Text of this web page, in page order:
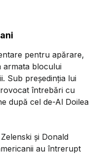
pentru apărare,
armata blocului
Sub președinția lui
întrebări cu
după cel de-Al Doilea
și Donald
au întrerupt